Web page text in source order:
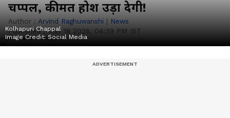
चप्पल, कीमत होश उड़ा देगी!
Author : Arvind Raghuwanshi | News
Published :May 18 2026, 04:39 PM IST
Kolhapuri Chappal
Image Credit:Social Media